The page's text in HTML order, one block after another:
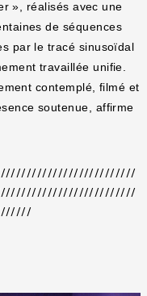
», réalisés avec une
de séquences
par le tracé sinusoïdal
travaillée unifie.
contemplé, filmé et
soutenue, affirme